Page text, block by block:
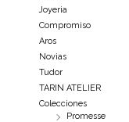
Joyeria
Compromiso
Aros
Novias
Tudor
TARIN ATELIER
Colecciones
Promesse